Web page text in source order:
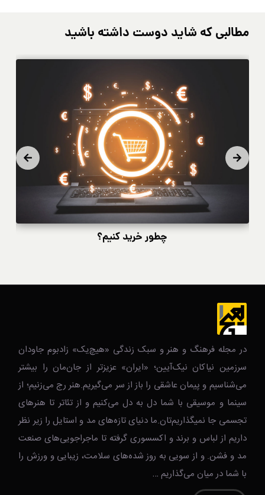
مطالبی که شاید دوست داشته باشید
چطور خرید کنیم؟
در مجله فرهنگ و هنر و سبک زندگی‌ «هیچ‌یک» زادبوم جاودان
سرزمین نیاکان نیک‌‌‌آیین؛ «ایران» عزیزتر از جان‌مان را بیشتر
می‌شناسیم و پیمان عاشقی را باز از سر می‌گیریم.هنر رج می‌زنیم؛ از
سینما و موسیقی با شما دل به دل می‌کنیم و از تئاتر تا هنرهای
تجسمی جا نمیگذاریم‌تان.ما دنیای تازه‌های مد و استایل را زیر نظر
داریم از لباس و برند و اکسسوری گرفته تا ماجراجویی‌های صنعت
مد و فشن. و از سویی به روز شده‌های سلامت، زیبایی و ورزش را
با شما در میان می‌گذاریم …